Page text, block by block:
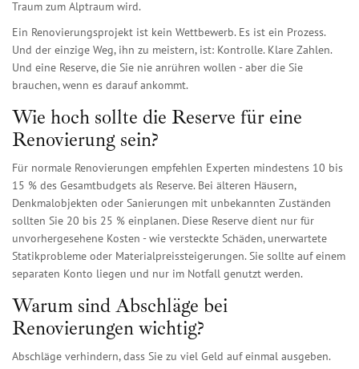
Traum zum Alptraum wird.
Ein Renovierungsprojekt ist kein Wettbewerb. Es ist ein Prozess.
Und der einzige Weg, ihn zu meistern, ist: Kontrolle. Klare Zahlen.
Und eine Reserve, die Sie nie anrühren wollen - aber die Sie
brauchen, wenn es darauf ankommt.
Wie hoch sollte die Reserve für eine
Renovierung sein?
Für normale Renovierungen empfehlen Experten mindestens 10 bis
15 % des Gesamtbudgets als Reserve. Bei älteren Häusern,
Denkmalobjekten oder Sanierungen mit unbekannten Zuständen
sollten Sie 20 bis 25 % einplanen. Diese Reserve dient nur für
unvorhergesehene Kosten - wie versteckte Schäden, unerwartete
Statikprobleme oder Materialpreissteigerungen. Sie sollte auf einem
separaten Konto liegen und nur im Notfall genutzt werden.
Warum sind Abschläge bei
Renovierungen wichtig?
Abschläge verhindern, dass Sie zu viel Geld auf einmal ausgeben.